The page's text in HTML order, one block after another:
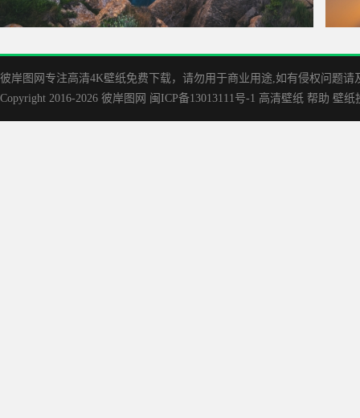
3840x2160
彼岸图网专注高清4K壁纸免费下载，请勿用于商业用途,如有侵权问题
Copyright 2016-2026 彼岸图网 闽ICP备13013111号-1 高清壁纸 帮助 壁纸